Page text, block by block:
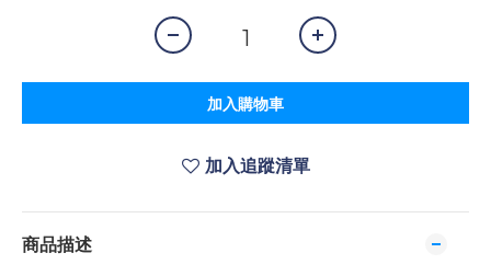
加入購物車
加入追蹤清單
商品描述